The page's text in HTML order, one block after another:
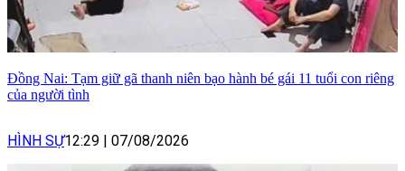
Đồng Nai: Tạm giữ gã thanh niên bạo hành bé gái 11 tuổi con riêng
của người tình
HÌNH SỰ12:29 | 07/08/2026